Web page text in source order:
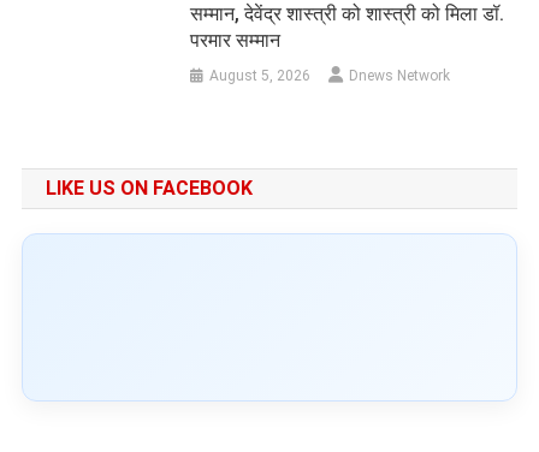
सम्मान, देवेंद्र शास्त्री को शास्त्री को मिला डॉ.
परमार सम्मान
August 5, 2026 Dnews Network
LIKE US ON FACEBOOK